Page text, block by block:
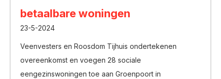
betaalbare woningen
23-5-2024
Veenvesters en Roosdom Tijhuis ondertekenen
overeenkomst en voegen 28 sociale
eengezinswoningen toe aan Groenpoort in